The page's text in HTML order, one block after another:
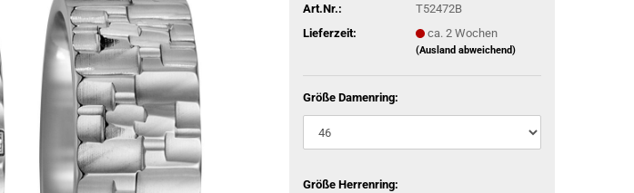
Art.Nr.:
T52472B
Lieferzeit:
ca. 2 Wochen
(Ausland abweichend)
Größe Damenring:
Größe Herrenring: